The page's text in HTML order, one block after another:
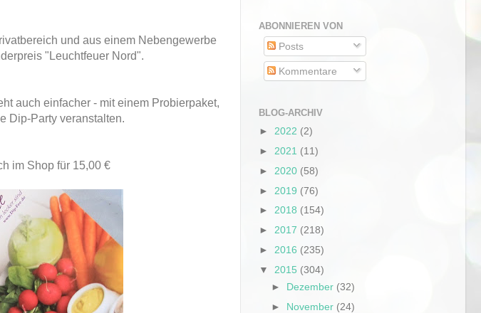
und aus einem Nebengewerbe
"Leuchtfeuer Nord".
auch einfacher - mit einem Probierpaket,
Dip-Party veranstalten.
im Shop für 15,00 €
ABONNIEREN VON
Posts
Kommentare
BLOG-ARCHIV
► 2022 (2)
► 2021 (11)
► 2020 (58)
► 2019 (76)
► 2018 (154)
► 2017 (218)
► 2016 (235)
▼ 2015 (304)
► Dezember (32)
► November (24)